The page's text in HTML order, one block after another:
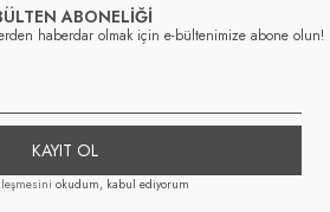
ABONELİĞİ
haberdar olmak için e-bültenimize abone olun!
KAYIT OL
okudum, kabul ediyorum